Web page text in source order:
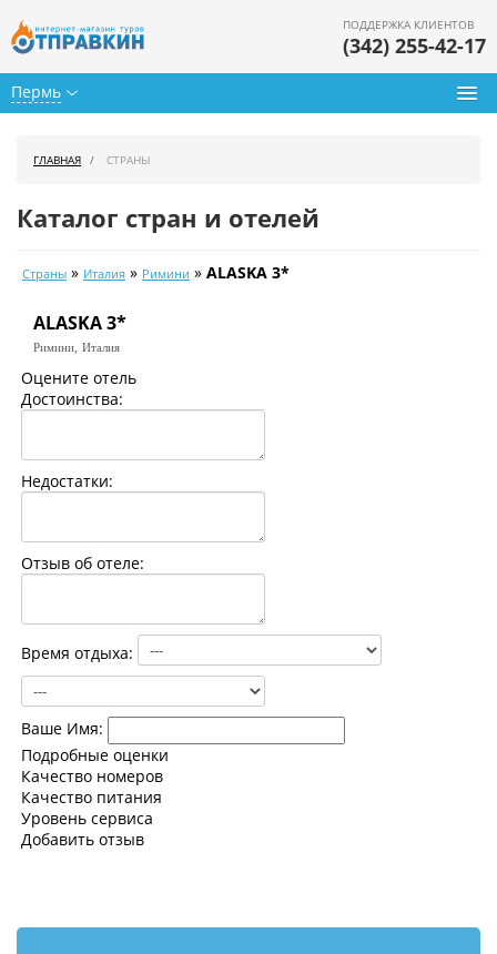
Пермь
ПОДДЕРЖКА КЛИЕНТОВ
(342) 255-42-17
Календарь туров
Цены дня
Страны
ГЛАВНАЯ СТРАНЫ
Каталог стран и отелей
Страны » Италия » Римини » ALASKA 3*
ALASKA 3*
Римини, Италия
Оцените отель
Достоинства:
Недостатки:
Отзыв об отеле:
Время отдыха:
Ваше Имя:
Подробные оценки
Качество номеров
Качество питания
Уровень сервиса
Добавить отзыв